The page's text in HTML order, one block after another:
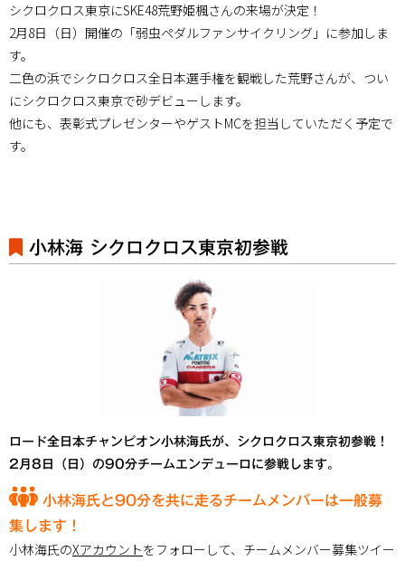
シクロクロス東京にSKE48荒野姫楓さんの来場が決定！
2月8日（日）開催の「弱虫ペダルファンサイクリング」に参加しま
す。
二色の浜でシクロクロス全日本選手権を観戦した荒野さんが、つい
にシクロクロス東京で砂デビューします。
他にも、表彰式プレゼンターやゲストMCを担当していただく予定で
す。
小林海 シクロクロス東京初参戦
ロード全日本チャンピオン小林海氏が、シクロクロス東京初参戦！
2月8日（日）の90分チームエンデューロに参戦します。
小林海氏と90分を共に走るチームメンバーは一般募
集します！
小林海氏のXアカウントをフォローして、チームメンバー募集ツイー